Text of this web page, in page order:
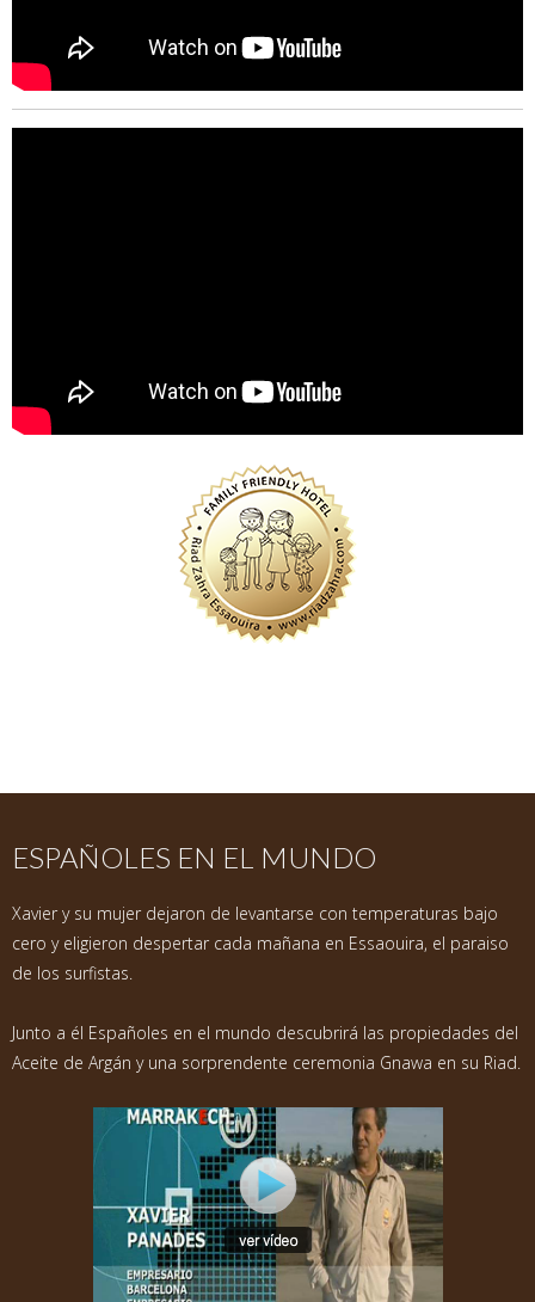
ESPAÑOLES EN EL MUNDO
Xavier y su mujer dejaron de levantarse con temperaturas bajo
cero y eligieron despertar cada mañana en Essaouira, el paraiso
de los surfistas.
Junto a él Españoles en el mundo descubrirá las propiedades del
Aceite de Argán y una sorprendente ceremonia Gnawa en su Riad.